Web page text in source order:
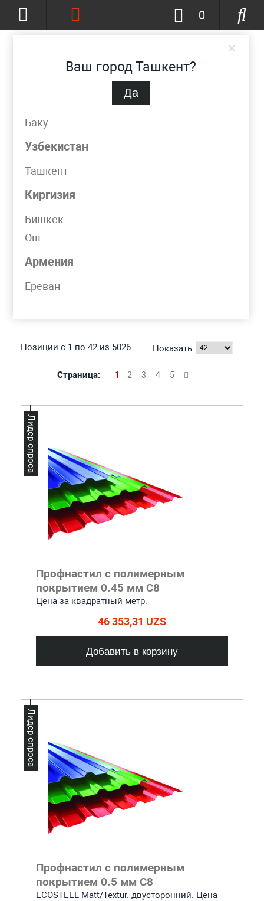
×
Ваш город Ташкент?
Да
Баку
Узбекистан
Ташкент
Киргизия
Бишкек
Ош
Армения
Ереван
0
КАТАЛОГ
ПРОФНАСТИЛ
Позиции с 1 по 42 из 5026 Показать
Страница: 1 2 3 4 5
Профнастил с полимерным
покрытием 0.45 мм С8
Цена за квадратный метр.
46 353,31 UZS
Добавить в корзину
Лидер спроса
Профнастил с полимерным
покрытием 0.5 мм С8
ECOSTEEL Matt/Teхtur. двусторонний. Цена
Лидер спроса